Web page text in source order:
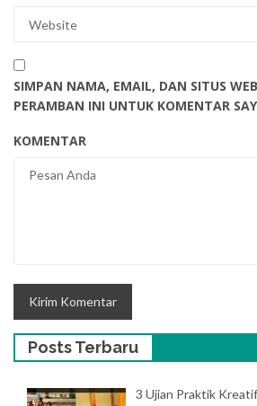
SIMPAN NAMA, EMAIL, DAN SITUS
PERAMBAN INI UNTUK KOMENTAR
KOMENTAR
Posts Terbaru
3 Ujian Praktik